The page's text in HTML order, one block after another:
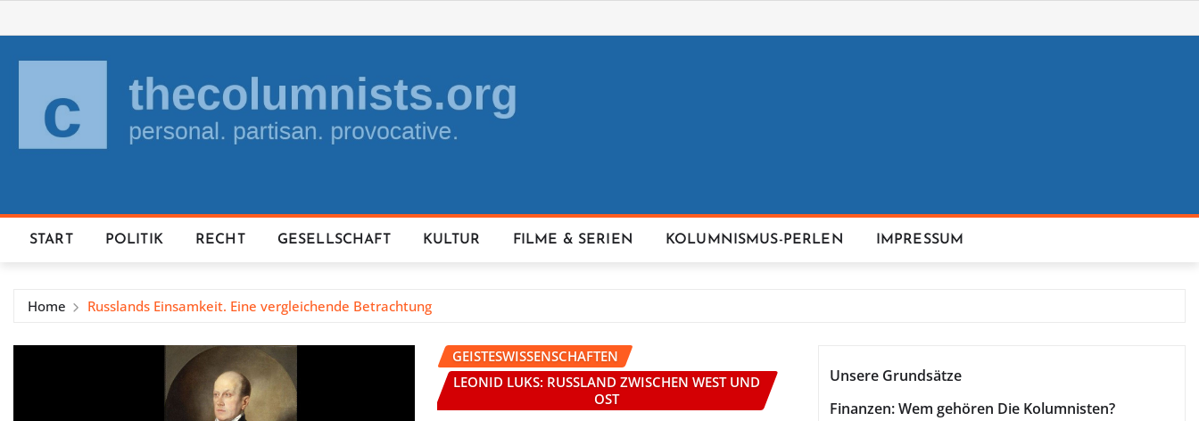
to
content
START POLITIK RECHT GESELLSCHAFT KULTUR FILME & SERIEN KOLUMNISMUS-PERLEN IMPRESSUM
Home Russlands Einsamkeit. Eine vergleichende Betrachtung
GEISTESWISSENSCHAFTEN
LEONID LUKS: RUSSLAND ZWISCHEN WEST UND
OST
Unsere Grundsätze
Finanzen: Wem gehören Die Kolumnisten?